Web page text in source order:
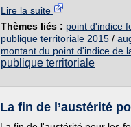
Lire la suite
Thèmes liés : point d'indice
publique territoriale 2015 /
montant du point d'indice de
publique territoriale
La fin de l’austérité